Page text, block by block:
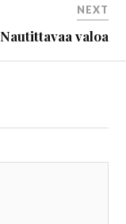
NEXT
Nautittavaa valoa